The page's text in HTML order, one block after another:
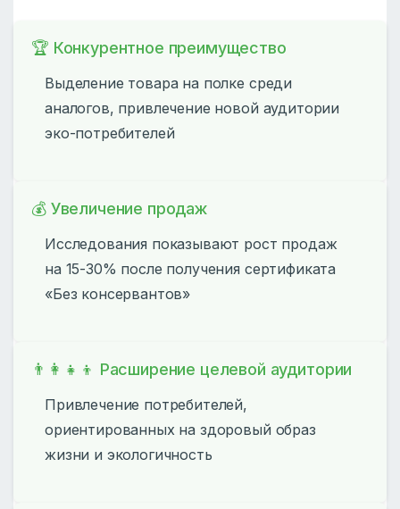
🏆 Конкурентное преимущество
Выделение товара на полке среди
аналогов, привлечение новой аудитории
эко-потребителей
💰 Увеличение продаж
Исследования показывают рост продаж
на 15-30% после получения сертификата
«Без консервантов»
👨‍👩‍👧‍👦 Расширение целевой аудитории
Привлечение потребителей,
ориентированных на здоровый образ
жизни и экологичность